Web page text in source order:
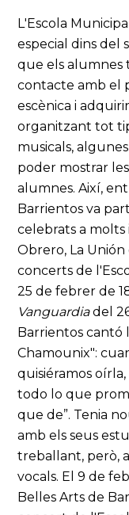
L'Escola
especial dins del
que els alumnes
contacte amb el
escènica i
organitzant tot
musicals,
poder mostrar
alumnes. Així,
Barrientos va
celebrats a
Obrero, La Unión
concerts de
25 de febrer de
Vanguardiadel
Barrientos cantó
Chamounix":
quisiéramos
todo lo que
que de”. Tenia
amb els seus
treballant, però,
vocals. El 9 de
Belles Arts de